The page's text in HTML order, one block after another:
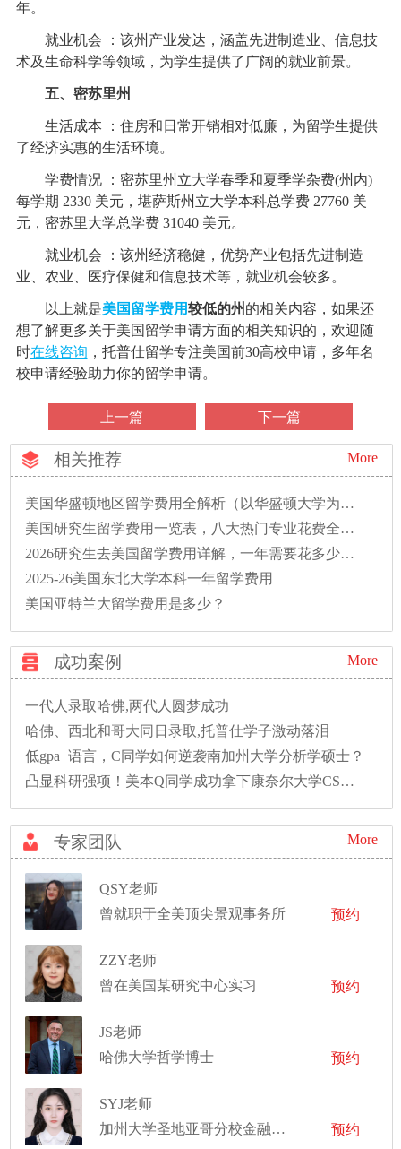
年。
就业机会 ：该州产业发达，涵盖先进制造业、信息技
术及生命科学等领域，为学生提供了广阔的就业前景。
五、密苏里州
生活成本 ：住房和日常开销相对低廉，为留学生提供
了经济实惠的生活环境。
学费情况 ：密苏里州立大学春季和夏季学杂费(州内)
每学期 2330 美元，堪萨斯州立大学本科总学费 27760 美
元，密苏里大学总学费 31040 美元。
就业机会 ：该州经济稳健，优势产业包括先进制造
业、农业、医疗保健和信息技术等，就业机会较多。
以上就是美国留学费用较低的州 的相关内容，如果还
想了解更多关于美国留学申请方面的相关知识的，欢迎随
时在线咨询 ，托普仕留学专注美国前30高校申请，多年名
校申请经验助力你的留学申请。
上一篇 下一篇
相关推荐 More
美国华盛顿地区留学费用全解析（以华盛顿大学为例）
美国研究生留学费用一览表，八大热门专业花费全解析
2026研究生去美国留学费用详解，一年需要花多少钱？
2025-26美国东北大学本科一年留学费用
美国亚特兰大留学费用是多少？
成功案例 More
一代人录取哈佛,两代人圆梦成功
哈佛、西北和哥大同日录取,托普仕学子激动落泪
低gpa+语言，C同学如何逆袭南加州大学分析学硕士？
凸显科研强项！美本Q同学成功拿下康奈尔大学CS硕士录取！
专家团队 More
QSY老师
曾就职于全美顶尖景观事务所
预约
ZZY老师
曾在美国某研究中心实习
预约
JS老师
哈佛大学哲学博士
预约
SYJ老师
加州大学圣地亚哥分校金融学硕士
预约